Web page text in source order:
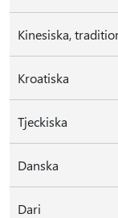
Kinesiska,
Kroatiska
Tjeckiska
Danska
Dari